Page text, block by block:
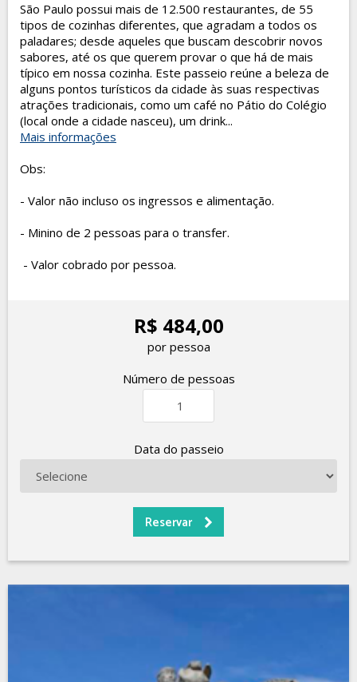
São Paulo possui mais de 12.500 restaurantes, de 55
tipos de cozinhas diferentes, que agradam a todos os
paladares; desde aqueles que buscam descobrir novos
sabores, até os que querem provar o que há de mais
típico em nossa cozinha. Este passeio reúne a beleza de
alguns pontos turísticos da cidade às suas respectivas
atrações tradicionais, como um café no Pátio do Colégio
(local onde a cidade nasceu), um drink...
Mais informações
Obs:
- Valor não incluso os ingressos e alimentação.
- Minino de 2 pessoas para o transfer.
- Valor cobrado por pessoa.
R$ 484,00
por pessoa
Número de pessoas
Data do passeio